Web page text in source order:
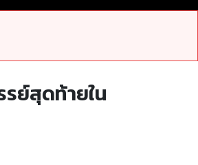
ย์สุดท้ายใน